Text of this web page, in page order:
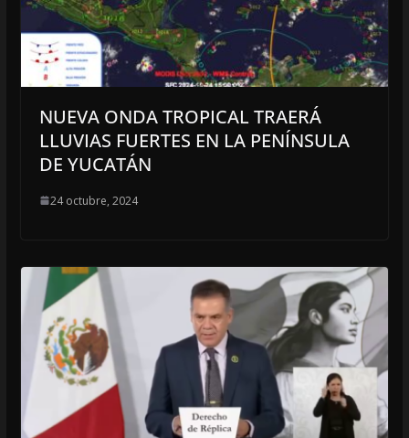
NUEVA ONDA TROPICAL TRAERÁ
LLUVIAS FUERTES EN LA PENÍNSULA
DE YUCATÁN
24 octubre, 2024